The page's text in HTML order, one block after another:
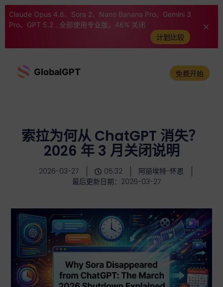
Claude Opus 4.6、Sora 2、Nano Banana Pro、Gemini 3
Pro、GPT 5.2...全部使用专业版。46% 关闭
计划比较
GlobalGPT 免费开始
索拉为何从 ChatGPT 消失？
2026 年 3 月关闭说明
2026-03-27 05:32
阿丽埃特-怀恩
最后更新日期：2026-03-27